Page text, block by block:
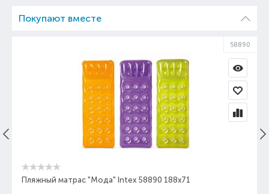
Покупают вместе
58890
Пляжный матрас "Мода" Intex 58890 188х71